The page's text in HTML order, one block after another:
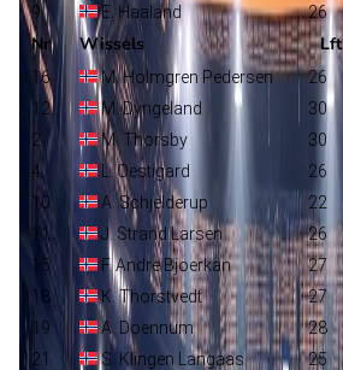
9
E. Haaland 26
Nr Wissels Lft
16 M. Holmgren Pedersen 26
12
M. Dyngeland 30
2
M. Thorsby 30
4
L. Oestigard 26
10
A. Schjelderup 22
11
J. Strand Larsen 26
15
F. Andre Bjoerkan 27
18
K. Thorstvedt 27
19
A. Doennum 28
21
S. Klingen Langaas 25